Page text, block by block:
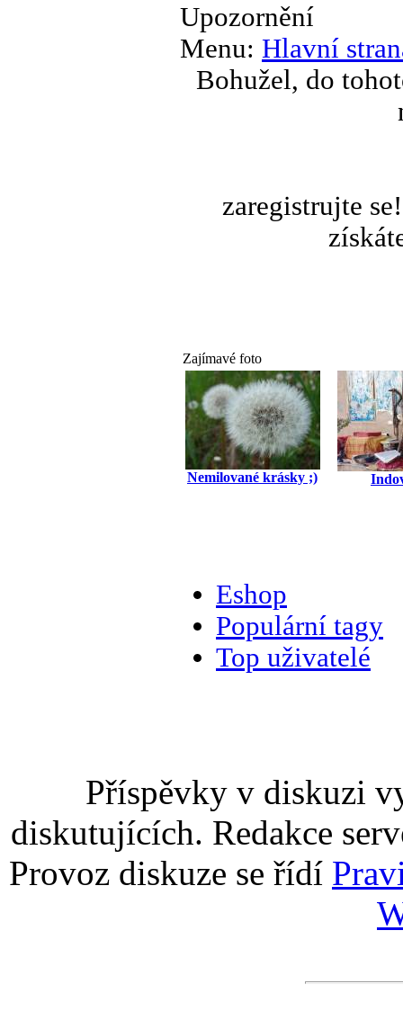
Upozornění
Menu: Hlavní
Bohužel, do
zaregistrujte
Zajímavé foto
Nemilované krásky ;)
Eshop
Populární tagy
Top uživatelé
Příspěvky v diskuzi
diskutujících. Redakce
Provoz diskuze se řídí